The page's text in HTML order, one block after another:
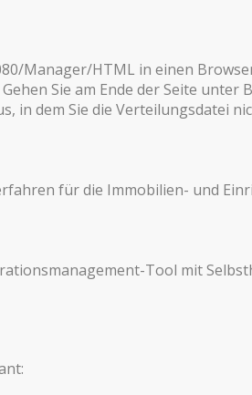
Manager/HTML in einen
Sie am Ende der Seite
in dem Sie die Verteilungsdatei
für die Immobilien- und
Tool mit